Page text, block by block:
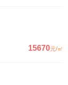
15670元/㎡